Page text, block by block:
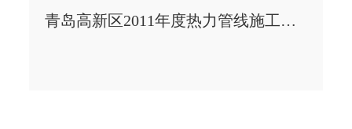
青岛高新区2011年度热力管线施工工程